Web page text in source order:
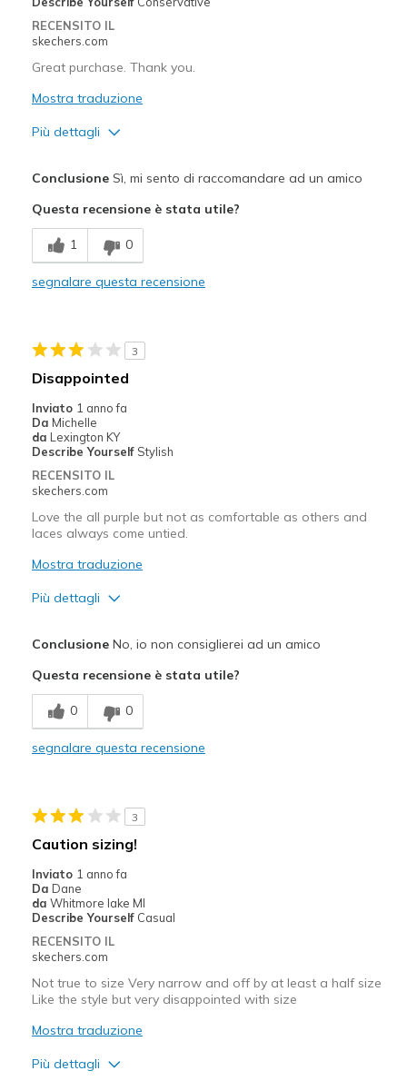
RECENSITO IL
skechers.com
Great purchase. Thank you.
Mostra traduzione
Più dettagli
Stylish
Difetti
Need Break In
Going Out
Sizing
View On Shoes
I'm Into Shoes
ConclusioneSì, mi sento di raccomandare ad un amico
Questa recensione è stata utile?
1 0
segnalare questa recensione
3
Disappointed
Inviato 1 anno fa
Da Michelle
da Lexington KY
Describe Yourself Stylish
RECENSITO IL
skechers.com
Love the all purple but not as comfortable as others and
laces always come untied.
Mostra traduzione
Più dettagli
Comfortable
Stylish
Laces don't stay tied
Migliori Utilizzi:
Casual Wear
Width
Sizing
View On Shoes
I'm Into Shoes
ConclusioneNo, io non consiglierei ad un amico
Questa recensione è stata utile?
0 0
segnalare questa recensione
3
Caution sizing!
Inviato 1 anno fa
Da Dane
da Whitmore lake MI
Describe Yourself Casual
RECENSITO IL
skechers.com
Not true to size Very narrow and off by at least a half size
Like the style but very disappointed with size
Mostra traduzione
Più dettagli